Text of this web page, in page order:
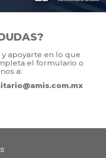
apoyarte en lo que
el formulario o
a: